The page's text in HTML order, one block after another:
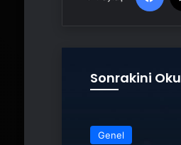
Sonrakini Oku
Genel